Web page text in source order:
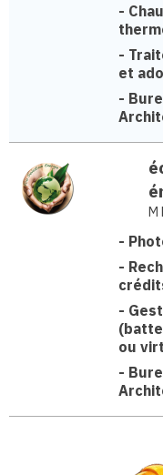
-
-
et
-
M
-
-
-
ou
-